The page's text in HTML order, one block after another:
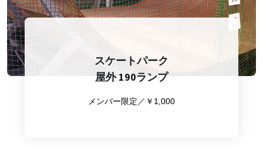
スケートパーク
屋外 190ランプ
メンバー限定／￥1,000